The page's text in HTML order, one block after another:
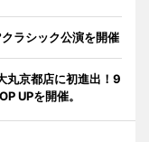
ラシック公演を開催
丸京都店に初進出！9
UPを開催。